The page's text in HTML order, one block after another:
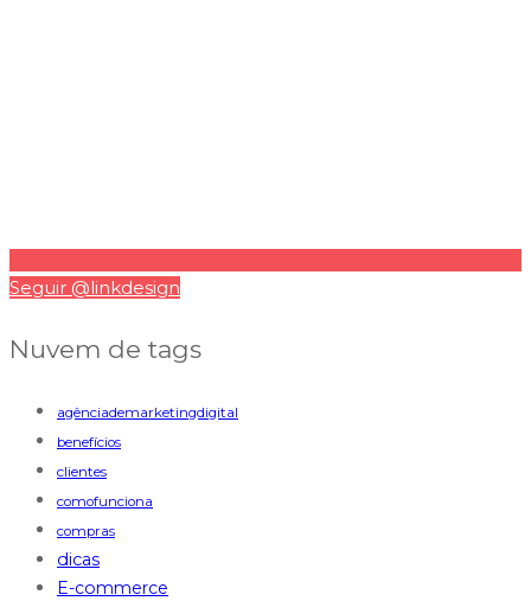
Seguir @linkdesign
Nuvem de tags
agênciademarketingdigital
benefícios
clientes
comofunciona
compras
dicas
E-commerce